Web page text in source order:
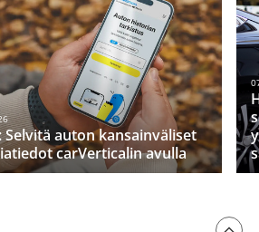
Selvitä auton kansainväliset
carVerticalin avulla